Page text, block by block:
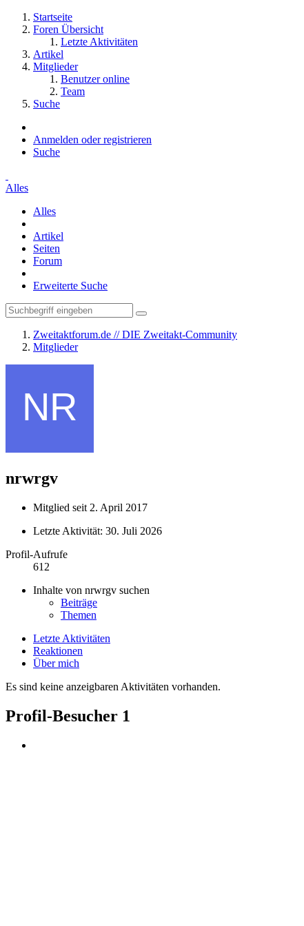
Startseite
Foren Übersicht
Letzte Aktivitäten
Artikel
Mitglieder
Benutzer online
Team
Suche
Anmelden oder registrieren
Suche
Alles
Alles
Artikel
Seiten
Forum
Erweiterte Suche
Zweitaktforum.de // DIE Zweitakt-Community
Mitglieder
nrwrgv
Mitglied seit 2. April 2017
Letzte Aktivität: 30. Juli 2026
Profil-Aufrufe
612
Inhalte von nrwrgv suchen
Beiträge
Themen
Letzte Aktivitäten
Reaktionen
Über mich
Es sind keine anzeigbaren Aktivitäten vorhanden.
Profil-Besucher 1